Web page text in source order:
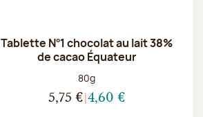
Tablette N°1 chocolat au lait 38%
de cacao Équateur
Poids net :
80g
5,75 € 4,60 €